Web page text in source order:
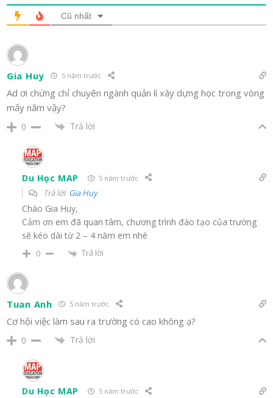
Cũ nhất
Gia Huy 5 năm trước
Ad ơi chứng chỉ chuyên ngành quản lí xây dựng học trong vòng
mấy năm vậy?
0 Trả lời
Du Học MAP 5 năm trước
Trả lời Gia Huy
Chào Gia Huy,
Cảm ơn em đã quan tâm, chương trình đào tạo của trường
sẽ kéo dài từ 2 – 4 năm em nhé
0 Trả lời
Tuan Anh 5 năm trước
Cơ hội việc làm sau ra trường có cao không ạ?
0 Trả lời
Du Học MAP 5 năm trước